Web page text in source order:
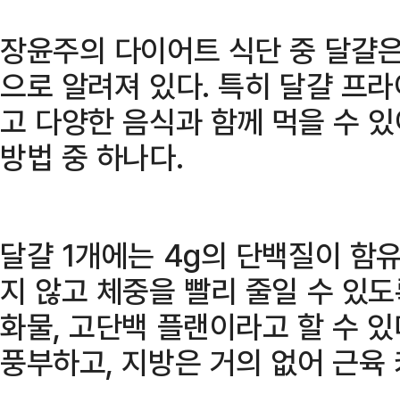
장윤주의 다이어트 식단 중 달걀
으로 알려져 있다. 특히 달걀 프
고 다양한 음식과 함께 먹을 수
방법 중 하나다.
달걀 1개에는 4g의 단백질이 함
지 않고 체중을 빨리 줄일 수 있
화물, 고단백 플랜이라고 할 수
풍부하고, 지방은 거의 없어 근